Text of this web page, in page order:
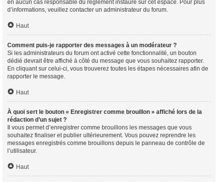
en aucun cas responsable du règlement instauré sur cet espace. Pour plus
d’informations, veuillez contacter un administrateur du forum.
Haut
Comment puis-je rapporter des messages à un modérateur ?
Si les administrateurs du forum ont activé cette fonctionnalité, un bouton
dédié devrait être affiché à côté du message que vous souhaitez rapporter.
En cliquant sur celui-ci, vous trouverez toutes les étapes nécessaires afin de
rapporter le message.
Haut
À quoi sert le bouton « Enregistrer comme brouillon » affiché lors de la
rédaction d’un sujet ?
Il vous permet d’enregistrer comme brouillons les messages que vous
souhaitez finaliser et publier ultérieurement. Vous pouvez reprendre les
messages enregistrés comme brouillons depuis le panneau de contrôle de
l’utilisateur.
Haut